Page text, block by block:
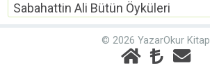
Sabahattin Ali Bütün Öyküleri
© 2026 YazarOkur Kitap